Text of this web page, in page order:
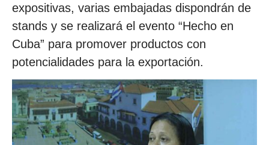
expositivas, varias embajadas dispondrán de
stands y se realizará el evento “Hecho en
Cuba” para promover productos con
potencialidades para la exportación.